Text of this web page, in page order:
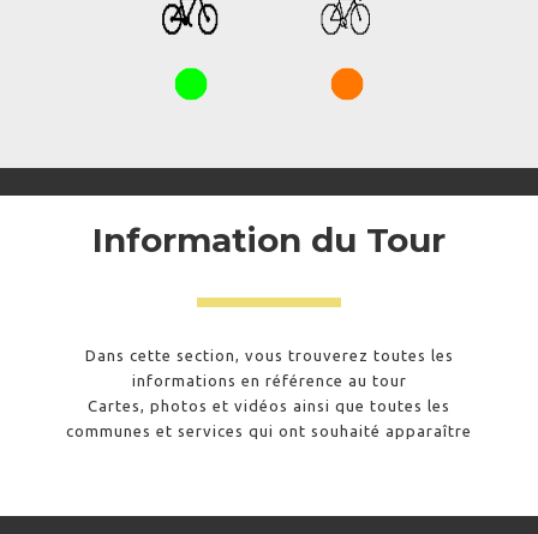
Information du Tour
Dans cette section, vous trouverez toutes les
informations en référence au tour
Cartes, photos et vidéos ainsi que toutes les
communes et services qui ont souhaité apparaître